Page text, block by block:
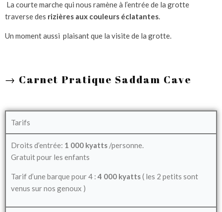
La courte marche qui nous ramène à l’entrée de la grotte
traverse des rizières aux couleurs éclatantes.
Un moment aussi plaisant que la visite de la grotte.
→ Carnet Pratique Saddam Cave
Tarifs
Droits d’entrée: 1 000 kyatts /personne.
Gratuit pour les enfants
Tarif d’une barque pour 4 : 4 000 kyatts( les 2 petits sont
venus sur nos genoux )